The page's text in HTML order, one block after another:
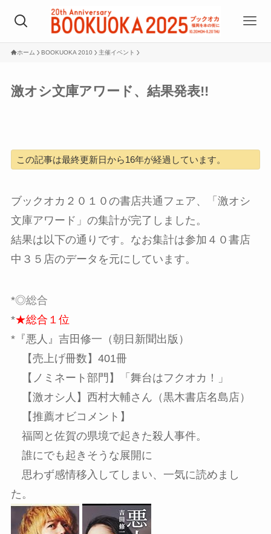
ホーム BOOKUOKA 2010 主催イベント
激オシ文庫アワード、結果発表!!
この記事は最終更新日から16年が経過しています。
ブックオカ２０１０の書店共通フェア、「激オシ
文庫アワード」の集計が完了しました。
結果は以下の通りです。なお集計は参加４０書店
中３５店のデータを元にしています。
*◎総合
*★総合１位
*『悪人』吉田修一（朝日新聞出版）
【売上げ冊数】401冊
【ノミネート部門】「舞台はフクオカ！」
【激オシ人】西村大輔さん（黒木書店名島店）
【推薦オビコメント】
福岡と佐賀の県境で起きた殺人事件。
誰にでも起きそうな展開に
思わず感情移入してしまい、一気に読めまし
た。